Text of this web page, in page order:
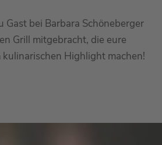
Gast bei Barbara Schöneberger
Grill mitgebracht, die eure
Highlight machen!